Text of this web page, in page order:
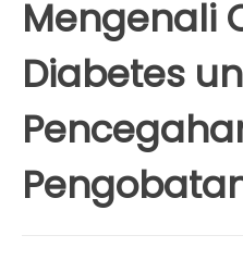
Mengenali
Diabetes